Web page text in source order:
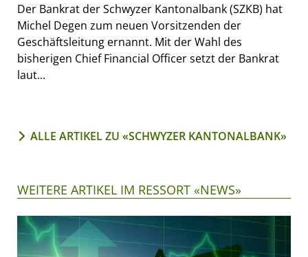
Der Bankrat der Schwyzer Kantonalbank (SZKB) hat
Michel Degen zum neuen Vorsitzenden der
Geschäftsleitung ernannt. Mit der Wahl des
bisherigen Chief Financial Officer setzt der Bankrat
laut...
ALLE ARTIKEL ZU «SCHWYZER KANTONALBANK»
WEITERE ARTIKEL IM RESSORT «NEWS»